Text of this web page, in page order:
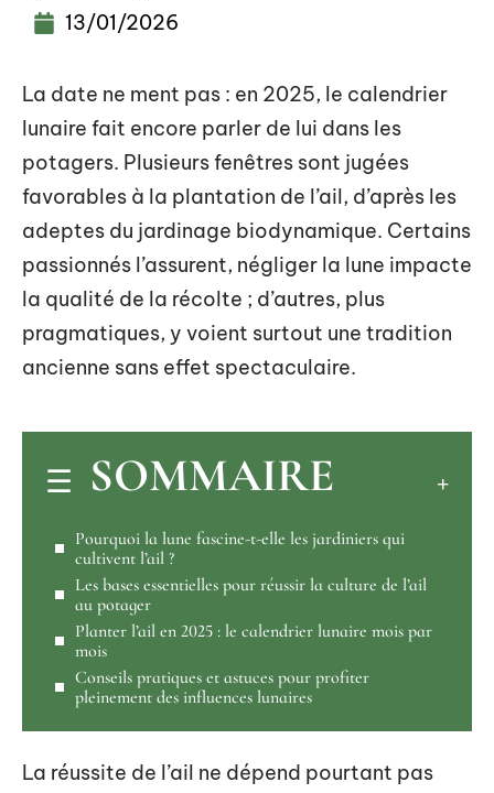
13/01/2026
La date ne ment pas : en 2025, le calendrier
lunaire fait encore parler de lui dans les
potagers. Plusieurs fenêtres sont jugées
favorables à la plantation de l’ail, d’après les
adeptes du jardinage biodynamique. Certains
passionnés l’assurent, négliger la lune impacte
la qualité de la récolte ; d’autres, plus
pragmatiques, y voient surtout une tradition
ancienne sans effet spectaculaire.
SOMMAIRE
Pourquoi la lune fascine-t-elle les jardiniers qui
cultivent l’ail ?
Les bases essentielles pour réussir la culture de l’ail
au potager
Planter l’ail en 2025 : le calendrier lunaire mois par
mois
Conseils pratiques et astuces pour profiter
pleinement des influences lunaires
La réussite de l’ail ne dépend pourtant pas